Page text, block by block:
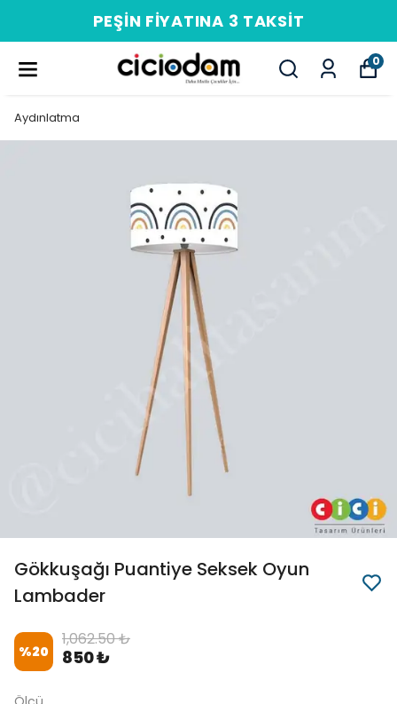
PEŞIN FIYATINA 3 TAKSIT
0
Aydınlatma
Gökkuşağı Puantiye Seksek Oyun
Lambader
%20
1,062.50 ₺
850 ₺